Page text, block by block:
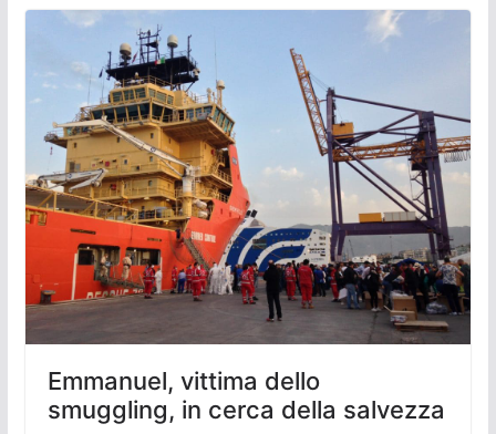
Emmanuel, vittima dello
smuggling, in cerca della salvezza